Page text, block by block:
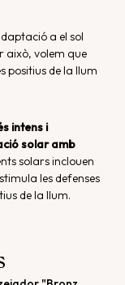
a el sol
això, volem que
positius de la llum
intens i
solar amb
solars inclouen
les defenses
de la llum.